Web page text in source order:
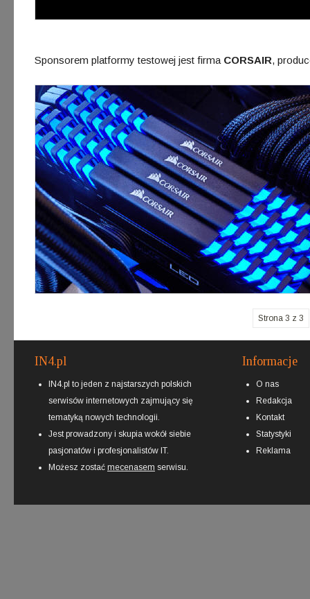
Sponsorem platformy testowej jest firma CORSAIR,
Strona 3 z 3
IN4.pl
IN4.pl to jeden z najstarszych polskich
serwisów internetowych zajmujący się
tematyką nowych technologii.
Jest prowadzony i skupia wokół siebie
pasjonatów i profesjonalistów IT.
Możesz zostać mecenasem serwisu.
Informacje
O nas
Redakcja
Kontakt
Statystyki
Reklama